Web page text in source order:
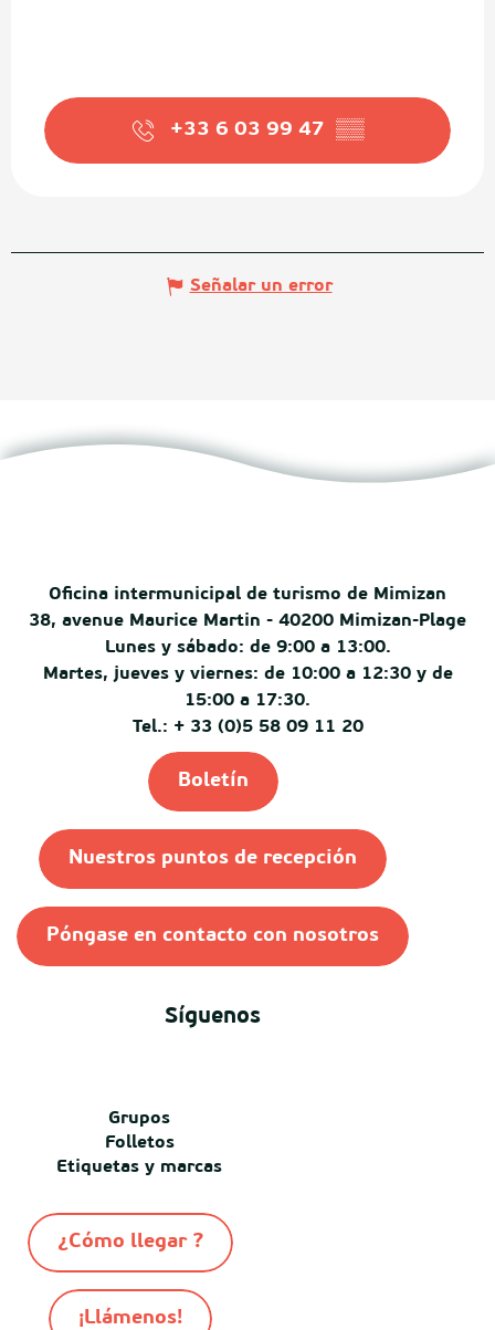
+33 6 03 99 47 ▒▒
Señalar un error
Oficina intermunicipal de turismo de Mimizan
38, avenue Maurice Martin - 40200 Mimizan-Plage
Lunes y sábado: de 9:00 a 13:00.
Martes, jueves y viernes: de 10:00 a 12:30 y de
15:00 a 17:30.
Tel.: + 33 (0)5 58 09 11 20
Boletín
Nuestros puntos de recepción
Póngase en contacto con nosotros
Síguenos
Grupos
Folletos
Etiquetas y marcas
¿Cómo llegar ?
¡Llámenos!